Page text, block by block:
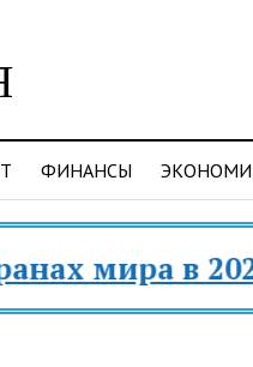
ФИНАНСЫ
мира в 2025